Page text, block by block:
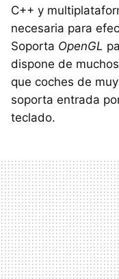
C++ y
necesaria para
Soporta OpenGL
dispone de
que coches de
soporta entrada
teclado.